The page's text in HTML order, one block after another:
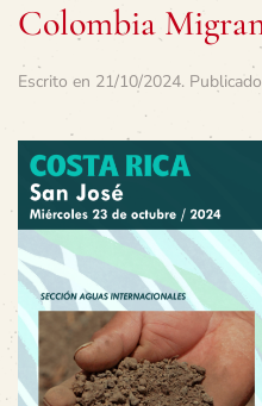
Colombia
Escrito en 21/10/2024.